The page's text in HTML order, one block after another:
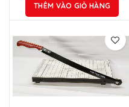
THÊM VÀO GIỎ HÀNG